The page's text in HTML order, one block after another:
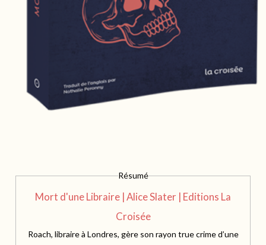
Résumé
Mort d'une Libraire | Alice Slater | Editions La
Croisée
Roach, libraire à Londres, gère son rayon true crime d’une